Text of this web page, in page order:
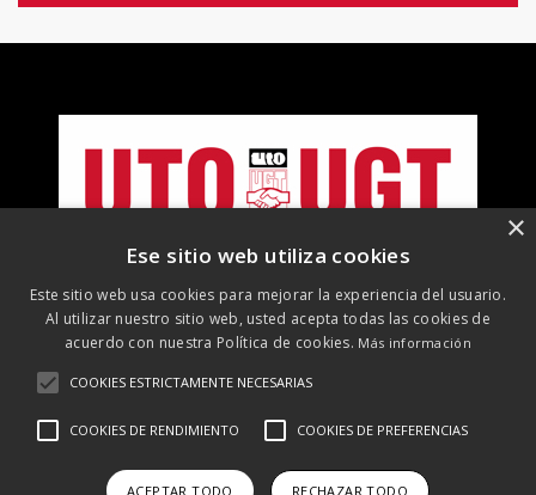
de RRSS
×
Ese sitio web utiliza cookies
Este sitio web usa cookies para mejorar la experiencia del usuario.
Al utilizar nuestro sitio web, usted acepta todas las cookies de
acuerdo con nuestra Política de cookies. Más información
COOKIES ESTRICTAMENTE NECESARIAS
COOKIES DE RENDIMIENTO COOKIES DE PREFERENCIAS
ACEPTAR TODO RECHAZAR TODO